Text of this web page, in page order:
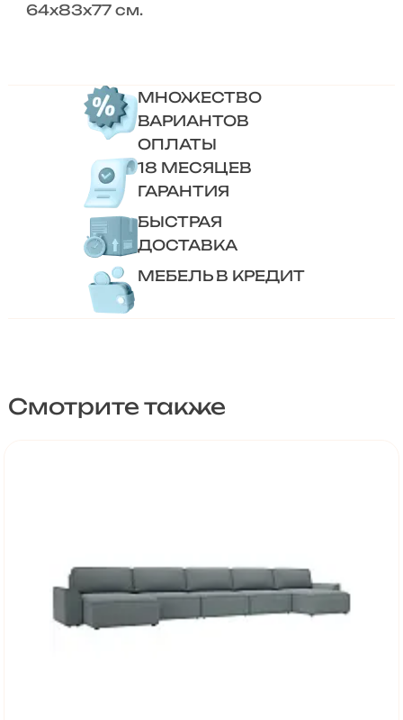
64х83х77 см.
МНОЖЕСТВО
ВАРИАНТОВ
ОПЛАТЫ
18 МЕСЯЦЕВ
ГАРАНТИЯ
БЫСТРАЯ
ДОСТАВКА
МЕБЕЛЬ В КРЕДИТ
Смотрите также